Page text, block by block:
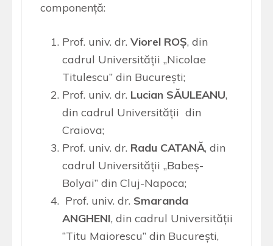
componență:
Prof. univ. dr. Viorel ROȘ, din
cadrul Universității „Nicolae
Titulescu” din București;
Prof. univ. dr. Lucian SĂULEANU,
din cadrul Universității din
Craiova;
Prof. univ. dr. Radu CATANĂ, din
cadrul Universității „Babeș-
Bolyai” din Cluj-Napoca;
Prof. univ. dr. Smaranda
ANGHENI, din cadrul Universității
“Titu Maiorescu” din București,